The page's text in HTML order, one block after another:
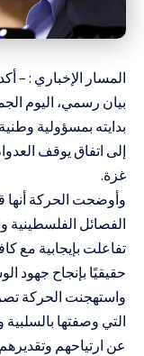
المسار الإخباري : –
بيان رسمي، اليوم
بدايته بمسؤولية
إلى اتفاق يوقف
غزة.
وأوضحت الحركة
الفصائل الفلسطينية
تفاعلت بإيجابية مع
حقيقيًا بإنجاح جهود
واستهجنت الحركة
التي وصفتها
عن ارتياحهم